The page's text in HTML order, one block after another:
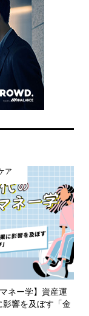
ア
ネー学】資産運
影響を及ぼす「金